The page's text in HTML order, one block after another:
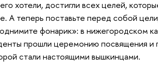
хотели, достигли всех целей,
А теперь поставьте перед собой
фонарик»: в нижегородском
прошли церемонию посвящения и
стали настоящими вышкинцами.